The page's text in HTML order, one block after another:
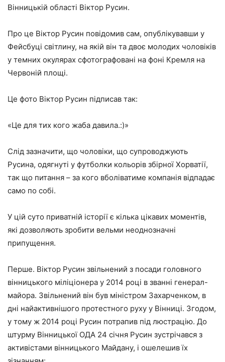
Вінницькій області Віктор Русин.
Про це Віктор Русин повідомив сам, опублікувавши у
Фейсбуці світлину, на якій він та двоє молодих чоловіків
у темних окулярах сфотографовані на фоні Кремля на
Червоній площі.
Це фото Віктор Русин підписав так:
«Це для тих кого жаба давила.:)»
Слід зазначити, що чоловіки, що супроводжують
Русина, одягнуті у футболки кольорів збірної Хорватії,
так що питання – за кого вболіватиме компанія відпадає
само по собі.
У цій суто приватній історії є кілька цікавих моментів,
які дозволяють зробити вельми неоднозначні
припущення.
Перше. Віктор Русин звільнений з посади головного
вінницького міліціонера у 2014 році в званні генерал-
майора. Звільнений він був міністром Захарченком, в
дні найактивнішого протестного руху у Вінниці. Згодом,
у тому ж 2014 році Русин потрапив під люстрацію. До
штурму Вінницької ОДА 24 січня Русин зустрічався з
активістами вінницького Майдану, і ошелешив їх